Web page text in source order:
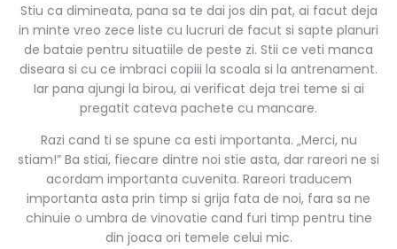
Stiu ca dimineata, pana sa te dai jos din pat, ai facut deja
in minte vreo zece liste cu lucruri de facut si sapte planuri
de bataie pentru situatiile de peste zi. Stii ce veti manca
diseara si cu ce imbraci copiii la scoala si la antrenament.
Iar pana ajungi la birou, ai verificat deja trei teme si ai
pregatit cateva pachete cu mancare.
Razi cand ti se spune ca esti importanta. „Merci, nu
stiam!” Ba stiai, fiecare dintre noi stie asta, dar rareori ne si
acordam importanta cuvenita. Rareori traducem
importanta asta prin timp si grija fata de noi, fara sa ne
chinuie o umbra de vinovatie cand furi timp pentru tine
din joaca ori temele celui mic.